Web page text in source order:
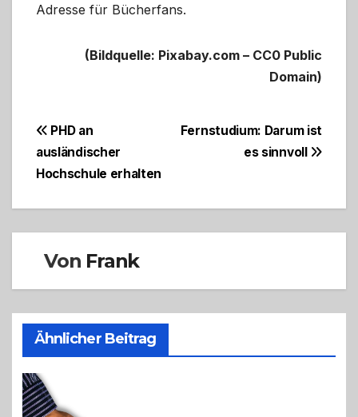
Adresse für Bücherfans.
(Bildquelle: Pixabay.com – CC0 Public
Domain)
Beitragsnavigation
Fernstudium: Darum ist
es sinnvoll
PHD an
ausländischer
Hochschule erhalten
Von Frank
Ähnlicher Beitrag